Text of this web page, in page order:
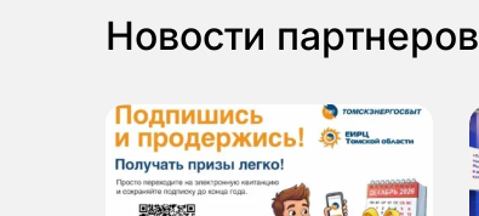
Новости партнеров